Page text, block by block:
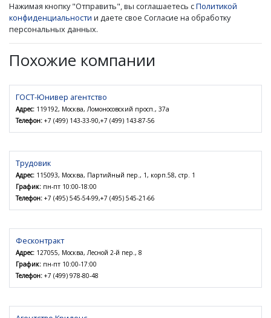
Нажимая кнопку "Отправить", вы соглашаетесь сПолитикой
конфиденциальности и даете свое Согласие на обработку
персональных данных.
Похожие компании
ГОСТ-Юнивер агентство
Адрес: 119192, Москва, Ломоносовский просп., 37а
Телефон: +7 (499) 143-33-90,+7 (499) 143-87-56
Трудовик
Адрес: 115093, Москва, Партийный пер., 1, корп.58, стр. 1
График: пн-пт 10:00-18:00
Телефон: +7 (495) 545-54-99,+7 (495) 545-21-66
Фесконтракт
Адрес: 127055, Москва, Лесной 2-й пер., 8
График: пн-пт 10:00-17:00
Телефон: +7 (499) 978-80-48